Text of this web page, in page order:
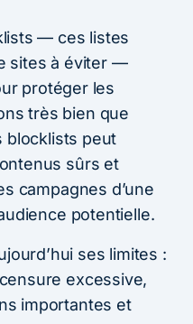
— ces listes
sites à éviter —
protéger les
très bien que
blocklists peut
sûrs et
campagnes d’une
potentielle.
ses limites :
excessive,
importantes et